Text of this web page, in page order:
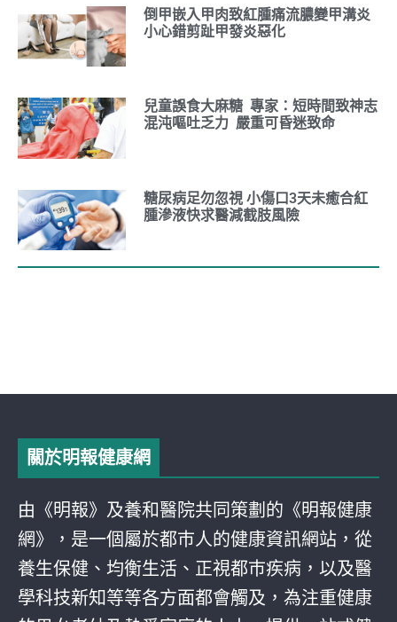
倒甲嵌入甲肉致紅腫痛流膿變甲溝炎
小心錯剪趾甲發炎惡化
兒童誤食大麻糖 專家：短時間致神志
混沌嘔吐乏力 嚴重可昏迷致命
糖尿病足勿忽視 小傷口3天未癒合紅
腫滲液快求醫減截肢風險
關於明報健康網
由《明報》及養和醫院共同策劃的《明報健康
網》，是一個屬於都巿人的健康資訊網站，從
養生保健、均衡生活、正視都巿疾病，以及醫
學科技新知等等各方面都會觸及，為注重健康